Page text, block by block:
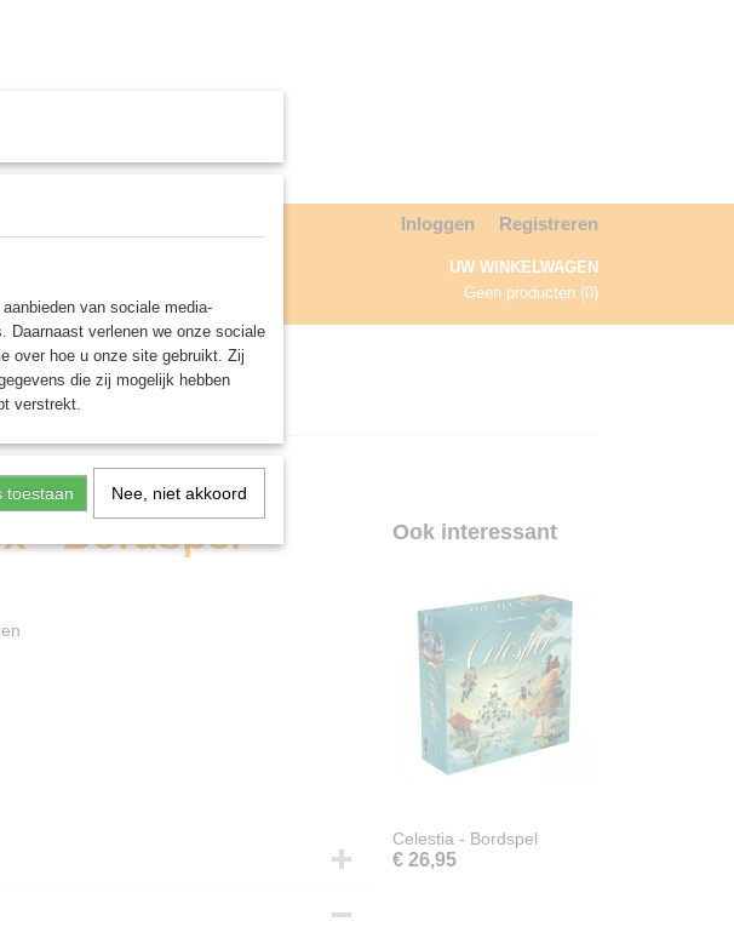
Inloggen Registreren
UW WINKELWAGEN
Geen producten (0)
GAMES AGENDA
- Bordspel Ook interessant
Celestia - Bordspel
€ 26,95
van sociale media-
Daarnaast verlenen we onze sociale
over hoe u onze site gebruikt. Zij
die zij mogelijk hebben
verstrekt.
toestaan Nee, niet akkoord